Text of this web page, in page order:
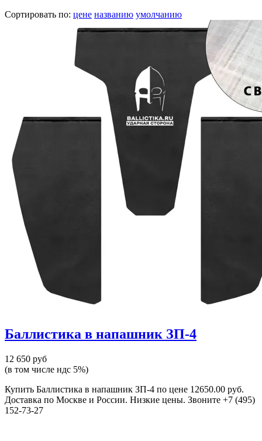
Сортировать по: цене названию умолчанию
Баллистика в напашник ЗП-4
12 650 руб
(в том числе ндс 5%)
Купить Баллистика в напашник ЗП-4 по цене 12650.00 руб.
Доставка по Москве и России. Низкие цены. Звоните +7 (495)
152-73-27